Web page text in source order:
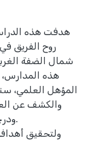
هدفت هذه
روح الفريق
شمال الضفة
هذه المدارس،
المؤهل العلمي،
والكشف عن
ولتحقيق